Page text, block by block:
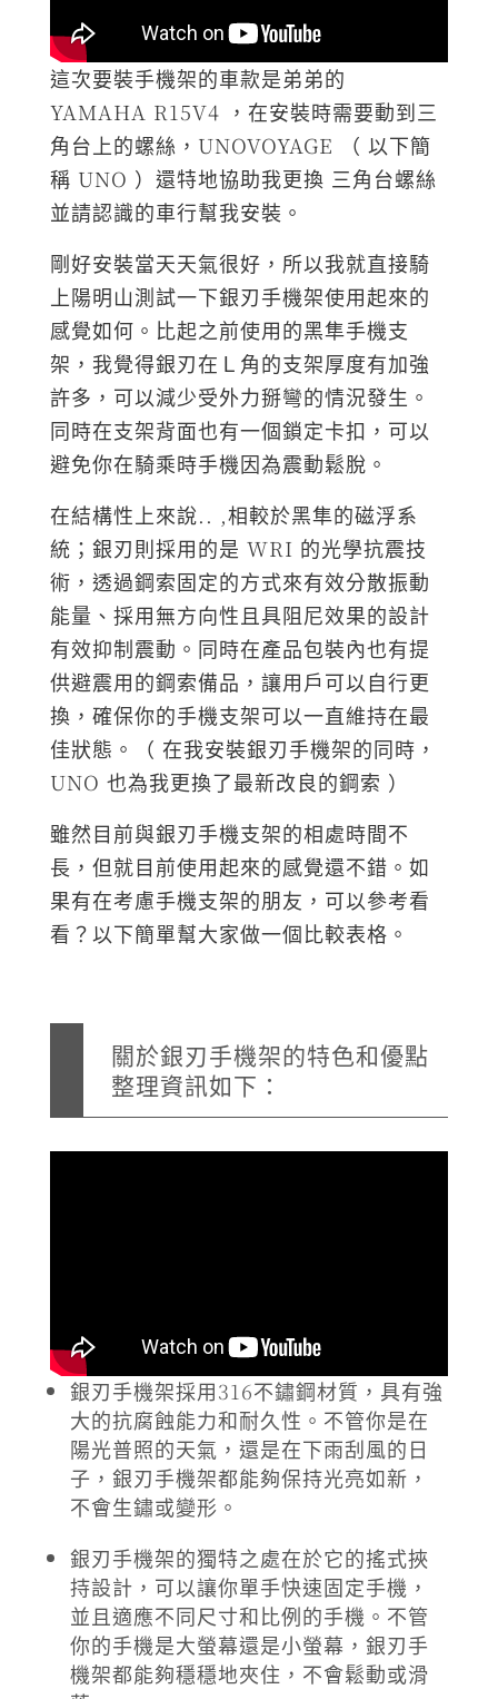
這次要裝手機架的車款是弟弟的
YAMAHA R15V4 ，在安裝時需要動到三
角台上的螺絲，UNOVOYAGE （ 以下簡
稱 UNO ）還特地協助我更換 三角台螺絲
並請認識的車行幫我安裝。
剛好安裝當天天氣很好，所以我就直接騎
上陽明山測試一下銀刃手機架使用起來的
感覺如何。比起之前使用的黑隼手機支
架，我覺得銀刃在Ｌ角的支架厚度有加強
許多，可以減少受外力掰彎的情況發生。
同時在支架背面也有一個鎖定卡扣，可以
避免你在騎乘時手機因為震動鬆脫。
在結構性上來說.. ,相較於黑隼的磁浮系
統；銀刃則採用的是 WRI 的光學抗震技
術，透過鋼索固定的方式來有效分散振動
能量、採用無方向性且具阻尼效果的設計
有效抑制震動。同時在產品包裝內也有提
供避震用的鋼索備品，讓用戶可以自行更
換，確保你的手機支架可以一直維持在最
佳狀態。（ 在我安裝銀刃手機架的同時，
UNO 也為我更換了最新改良的鋼索 ）
雖然目前與銀刃手機支架的相處時間不
長，但就目前使用起來的感覺還不錯。如
果有在考慮手機支架的朋友，可以參考看
看？以下簡單幫大家做一個比較表格。
關於銀刃手機架的特色和優點
整理資訊如下：
銀刃手機架採用316不鏽鋼材質，具有強
大的抗腐蝕能力和耐久性。不管你是在
陽光普照的天氣，還是在下雨刮風的日
子，銀刃手機架都能夠保持光亮如新，
不會生鏽或變形。
銀刃手機架的獨特之處在於它的搖式挾
持設計，可以讓你單手快速固定手機，
並且適應不同尺寸和比例的手機。不管
你的手機是大螢幕還是小螢幕，銀刃手
機架都能夠穩穩地夾住，不會鬆動或滑